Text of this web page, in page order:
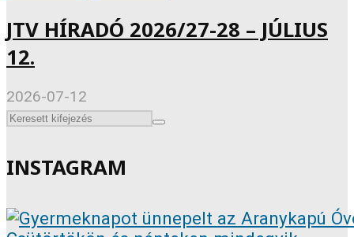
JTV HÍRADÓ 2026/27-28 – JÚLIUS
12.
2026-07-12
INSTAGRAM